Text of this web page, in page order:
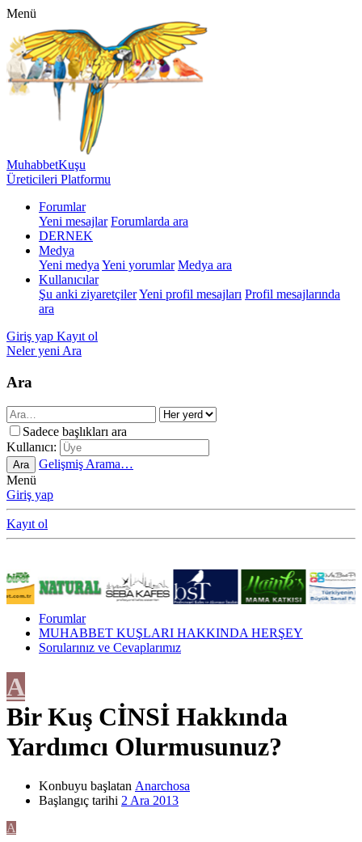
Menü
MuhabbetKuşu
Üreticileri Platformu
Forumlar
Yeni mesajlar Forumlarda ara
DERNEK
Medya
Yeni medya Yeni yorumlar Medya ara
Kullanıcılar
Şu anki ziyaretçilerYeni profil mesajları Profil mesajlarında
ara
Giriş yap Kayıt ol
Neler yeni Ara
Ara
Sadece başlıkları ara
Kullanıcı:
Ara
Gelişmiş Arama…
Menü
Giriş yap
Kayıt ol
Forumlar
MUHABBET KUŞLARI HAKKINDA HERŞEY
Sorularınız ve Cevaplarımız
A
Bir Kuş CİNSİ Hakkında
Yardımcı Olurmusunuz?
Konbuyu başlatan Anarchosa
Başlangıç tarihi 2 Ara 2013
A